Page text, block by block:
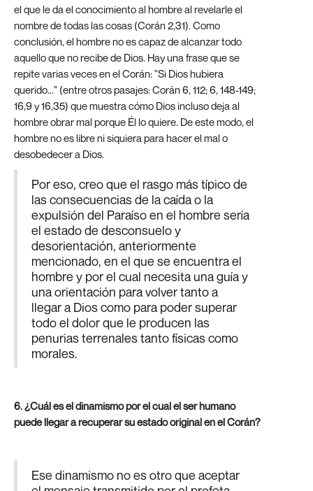
el que le da el conocimiento al hombre al revelarle el
nombre de todas las cosas (Corán 2,31). Como
conclusión, el hombre no es capaz de alcanzar todo
aquello que no recibe de Dios. Hay una frase que se
repite varias veces en el Corán: "Si Dios hubiera
querido..." (entre otros pasajes: Corán 6, 112; 6, 148-149;
16,9 y 16,35) que muestra cómo Dios incluso deja al
hombre obrar mal porque Él lo quiere. De este modo, el
hombre no es libre ni siquiera para hacer el mal o
desobedecer a Dios.
Por eso, creo que el rasgo más típico de
las consecuencias de la caída o la
expulsión del Paraíso en el hombre sería
el estado de desconsuelo y
desorientación, anteriormente
mencionado, en el que se encuentra el
hombre y por el cual necesita una guía y
una orientación para volver tanto a
llegar a Dios como para poder superar
todo el dolor que le producen las
penurias terrenales tanto físicas como
morales.
6. ¿Cuál es el dinamismo por el cual el ser humano
puede llegar a recuperar su estado original en el Corán?
Ese dinamismo no es otro que aceptar